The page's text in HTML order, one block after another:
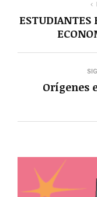
ESTUDIANTES
Orígenes